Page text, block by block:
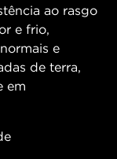
ao rasgo
e frio,
e
de terra,
em